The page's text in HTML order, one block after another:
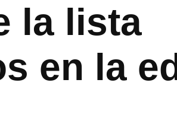
la lista
en la